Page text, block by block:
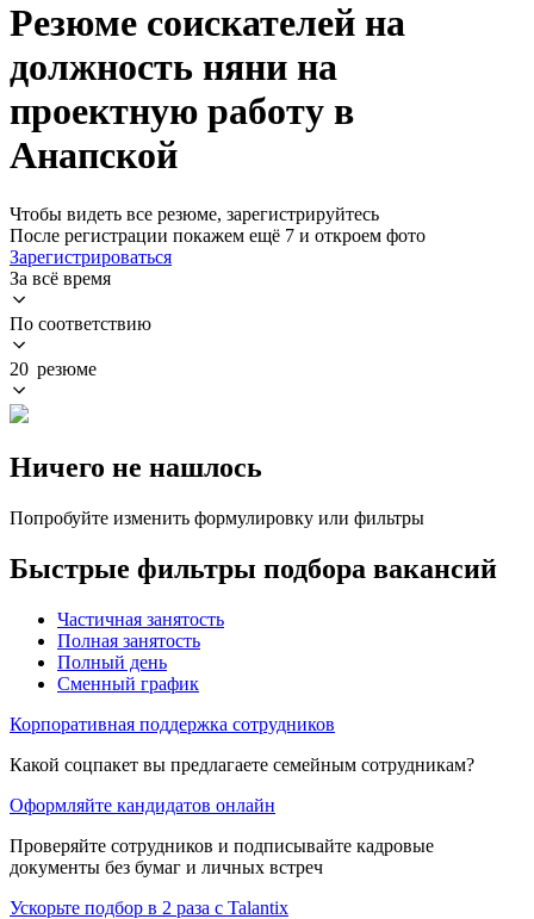
Резюме соискателей на
должность няни на
проектную работу в
Анапской
Чтобы видеть все резюме, зарегистрируйтесь
После регистрации покажем ещё 7 и откроем фото
Зарегистрироваться
За всё время
По соответствию
20 резюме
Ничего не нашлось
Попробуйте изменить формулировку или фильтры
Быстрые фильтры подбора вакансий
Частичная занятость
Полная занятость
Полный день
Сменный график
Корпоративная поддержка сотрудников
Какой соцпакет вы предлагаете семейным сотрудникам?
Оформляйте кандидатов онлайн
Проверяйте сотрудников и подписывайте кадровые
документы без бумаг и личных встреч
Ускорьте подбор в 2 раза с Talantix